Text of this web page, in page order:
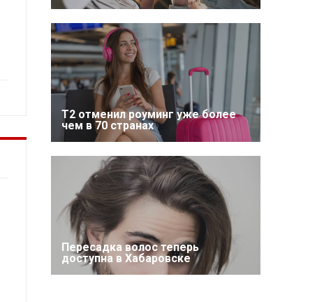
Т2 отменил роуминг уже более
чем в 70 странах
Пересадка волос теперь
доступна в Хабаровске